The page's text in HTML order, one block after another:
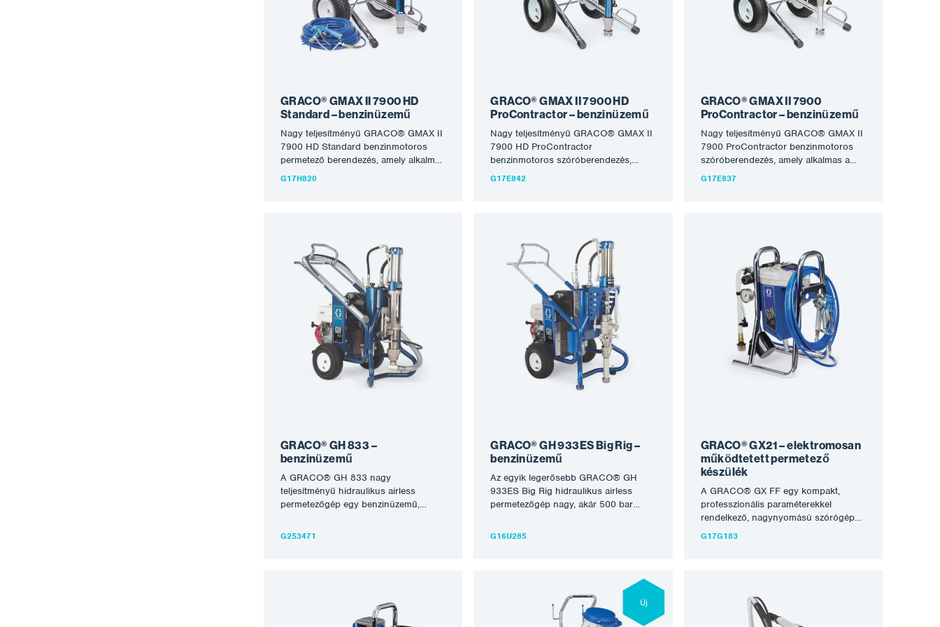
legjobbakká teszi, amelyeket ma a
globalizált piacon kapni lehet. A
készülék nagyon tartós,
energiafüggetlen és hosszú évekig
szállítjuk: 289605 HD Blue texturált
felületű pisztoly, PAA517…
készülék nagyon tartós,
energiafüggetlen és hosszú évekig
tartó problémamentes működésre
kész. A 200 köbcentiméteres Honda
teljesítményt nyújt a…
gépeket a legjobbakká teszi, amelyeket
ma a globalizált piacon kapni lehet. A
berendezés nagyon tartós,
energiafüggetlen és hosszú évekig
tömlőtartóval együtt nagy kerekek
felfújhatóval a könnyű
kezelhetőségért…
GRACO® GMAX II 7900 HD
Standard – benzinüzemű
Nagy teljesítményű GRACO® GMAX II
7900 HD Standard benzinmotoros
permetező berendezés, amely alkalmas
a legtöbb oldószeres és vizes anyag
ez a szórófej mindent elbír, tűzálló
anyagokat, Q4 szintű, csúcsfinom
vakolatot, gipszkartont különböző
kivitelben, minden festéket és alapozót,
valamint egyéb nagy igénybevételű
bevonatokat. A GRACO GMAX II HD
Standard sorozat páratlan tartósságot
és teljesítményt biztosít, és könnyedén
kezeli a fúvókaméretek legszélesebb
skáláját, a hosszabb tömlők hosszát és
a nehezebb bevonatokat. A felszerelést
G17H820
GRACO® GMAX II 7900 HD
ProContractor – benzinüzemű
Nagy teljesítményű GRACO® GMAX II
7900 HD ProContractor
benzinmotoros szóróberendezés,
amely alkalmas a legtöbb oldószeres
acélszerkezetek, tartályok,
betonszerkezetek, tetők, valamint
minden festési és homlokzati munka
tűz- és korrózióvédelmi permetezésére.
A Graco alkatrészeinek kialakítása a
megbízható Honda motorokkal együtt
ezeket a gépeket a legjobbakká teszi,
amelyeket ma a globalizált piacon
kapni lehet. A készülék nagyon tartós,
energiafüggetlen és hosszú évekig
tartó problémamentes működésre
kész. A 200 köbcentiméteres Honda
teljesítményt nyújt a…
G17E842
GRACO® GMAX II 7900
ProContractor – benzinüzemű
Nagy teljesítményű GRACO® GMAX II
7900 ProContractor benzinmotoros
szóróberendezés, amely alkalmas a
legtöbb oldószeres és vízbázisú anyag
lehetőségével. A berendezés alkalmas
acélszerkezetek, tartályok
korróziógátló permetezésére,
betonszerkezetek, tetők, valamint
minden festési és homlokzati munka
helyreállítására. A Graco alkatrészeinek
kialakítása a megbízható Honda
motorokkal együtt ezeket a gépeket a
legjobbakká teszi, amelyeket ma a
globalizált piacon kapni lehet. A
kocsi kivitelben Tömlő tartó és
kihúzható fogantyú nagy kerekek
felfújhatóval…
G17E837
GRACO® GH 833 –
benzinüzemű
A GRACO® GH 833 nagy
teljesítményű hidraulikus airless
permetezőgép egy benzinüzemű,
alkalmas a legtöbb oldószeres és vizes
színpermetezéséhez, akár 90 m tömlők
csatlakoztatásának vagy 2-6 pisztolyra
G253471
GRACO® GH 933ES Big Rig –
benzinüzemű
Az egyik legerősebb GRACO® GH
933ES Big Rig hidraulikus airless
permetezőgép nagy, akár 500 bar
gépkialakítás, amelyet sajtolóanyagok,
tervezték. Teljesítmény 9,5 liter/perc.
Alkalmas nagyobb és nagyobb
munkákhoz, rendszeres, nagyobb
léptékű, produktív színpermetezéshez,
G16U285
GRACO® GX21 – elektromosan
működtetett permetező
készülék
A GRACO® GX FF egy kompakt,
professzionális paraméterekkel
rendelkező, nagynyomású szórógép
kiváló árkategóriában, amelyet kisebb
megismerkedni a nagynyomású
technológiával. A GX21 kialakítását
kisebb belső felújításokhoz és új
G17G183
Új